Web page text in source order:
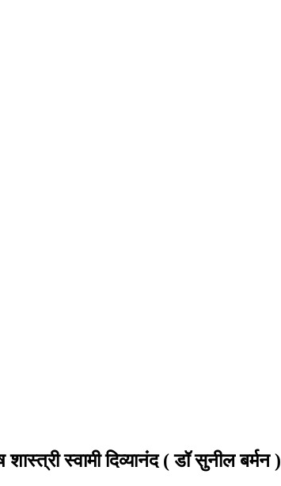
स्वामी दिव्यानंद ( डॉ सुनील बर्मन )